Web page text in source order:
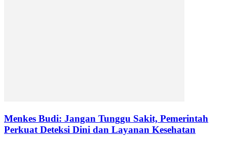
Menkes Budi: Jangan Tunggu Sakit, Pemerintah
Perkuat Deteksi Dini dan Layanan Kesehatan